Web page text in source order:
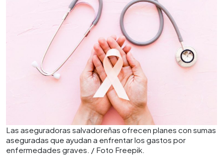
Las aseguradoras salvadoreñas ofrecen planes con sumas
aseguradas que ayudan a enfrentar los gastos por
enfermedades graves. / Foto Freepik.